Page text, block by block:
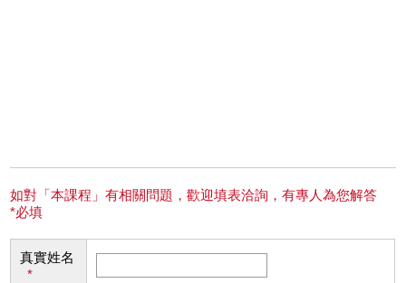
如對「本課程」有相關問題，歡迎填表洽詢，有專人為您解答
*必填
真實姓名
*